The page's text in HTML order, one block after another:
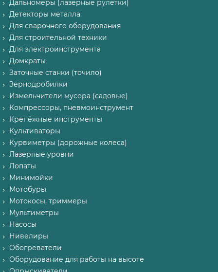
Дальномеры (лазерные рулетки)
Детекторы металла
Для сварочного оборудования
Для строительной техники
Для электроинструмента
Домкраты
Заточные станки (точило)
Зернодробилки
Измельчители мусора (садовые)
Компрессоры, пневмоинструмент
Крепёжные инструменты
Культиваторы
Курвиметры (дорожные колеса)
Лазерные уровни
Лопаты
Минимойки
Мотобуры
Мотокосы, триммеры
Мультиметры
Насосы
Нивелиры
Обогреватели
Оборудование для работы на высоте